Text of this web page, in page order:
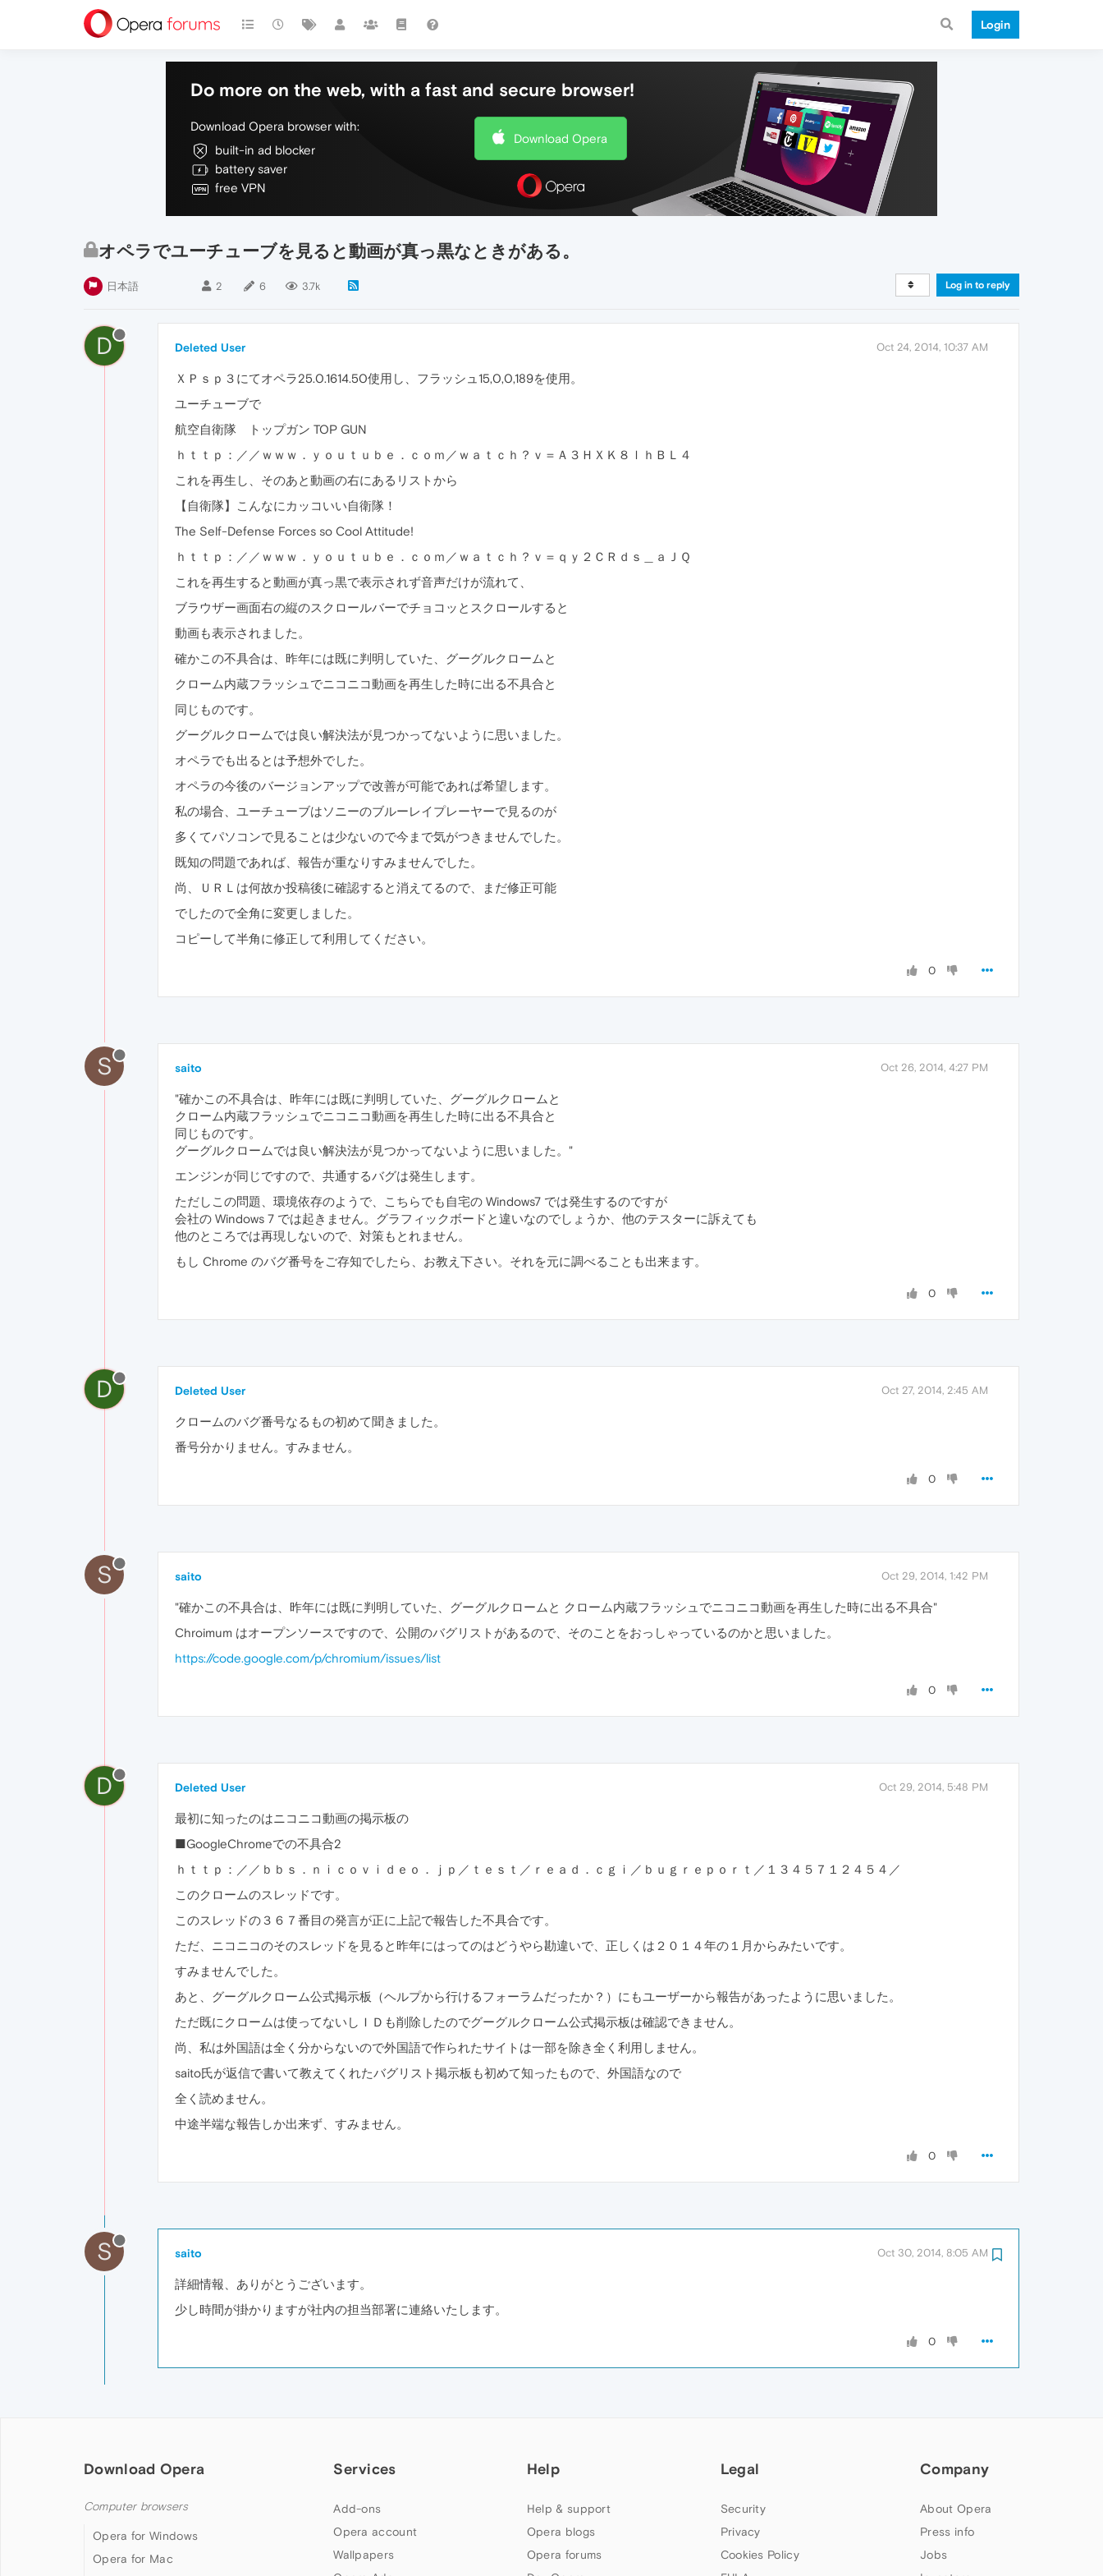
Login
Do more on the web, with a fast and secure browser!
Download Opera browser with:
built-in ad blocker
battery saver
free VPN
Download Opera
オペラでユーチューブを見ると動画が真っ黒なときがある。
日本語 2 6 3.7k Log in to reply
D Deleted User Oct 24, 2014, 10:37 AM
ＸＰｓｐ３にてオペラ25.0.1614.50使用し、フラッシュ15,0,0,189を使用。
ユーチューブで
航空自衛隊 トップガン TOP GUN
ｈｔｔｐ：／／ｗｗｗ．ｙｏｕｔｕｂｅ．ｃｏｍ／ｗａｔｃｈ？ｖ＝Ａ３ＨＸＫ８ｌｈＢＬ４
これを再生し、そのあと動画の右にあるリストから
【自衛隊】こんなにカッコいい自衛隊！
The Self-Defense Forces so Cool Attitude!
ｈｔｔｐ：／／ｗｗｗ．ｙｏｕｔｕｂｅ．ｃｏｍ／ｗａｔｃｈ？ｖ＝ｑｙ２ＣＲｄｓ＿ａＪＱ
これを再生すると動画が真っ黒で表示されず音声だけが流れて、
ブラウザー画面右の縦のスクロールバーでチョコッとスクロールすると
動画も表示されました。
確かこの不具合は、昨年には既に判明していた、グーグルクロームと
クローム内蔵フラッシュでニコニコ動画を再生した時に出る不具合と
同じものです。
グーグルクロームでは良い解決法が見つかってないように思いました。
オペラでも出るとは予想外でした。
オペラの今後のバージョンアップで改善が可能であれば希望します。
私の場合、ユーチューブはソニーのブルーレイプレーヤーで見るのが
多くてパソコンで見ることは少ないので今まで気がつきませんでした。
既知の問題であれば、報告が重なりすみませんでした。
尚、ＵＲＬは何故か投稿後に確認すると消えてるので、まだ修正可能
でしたので全角に変更しました。
コピーして半角に修正して利用してください。
0
S saito Oct 26, 2014, 4:27 PM
"確かこの不具合は、昨年には既に判明していた、グーグルクロームと
クローム内蔵フラッシュでニコニコ動画を再生した時に出る不具合と
同じものです。
グーグルクロームでは良い解決法が見つかってないように思いました。"
エンジンが同じですので、共通するバグは発生します。
ただしこの問題、環境依存のようで、こちらでも自宅の Windows7 では発生するのですが
会社の Windows 7 では起きません。グラフィックボードと違いなのでしょうか、他のテスターに訴えても
他のところでは再現しないので、対策もとれません。
もし Chrome のバグ番号をご存知でしたら、お教え下さい。それを元に調べることも出来ます。
0
D Deleted User Oct 27, 2014, 2:45 AM
クロームのバグ番号なるもの初めて聞きました。
番号分かりません。すみません。
0
S saito Oct 29, 2014, 1:42 PM
"確かこの不具合は、昨年には既に判明していた、グーグルクロームと クローム内蔵フラッシュでニコニコ動画を再生した時に出る不具合"
Chroimum はオープンソースですので、公開のバグリストがあるので、そのことをおっしゃっているのかと思いました。
https://code.google.com/p/chromium/issues/list
0
D Deleted User Oct 29, 2014, 5:48 PM
最初に知ったのはニコニコ動画の掲示板の
■GoogleChromeでの不具合2
ｈｔｔｐ：／／ｂｂｓ．ｎｉｃｏｖｉｄｅｏ．ｊｐ／ｔｅｓｔ／ｒｅａｄ．ｃｇｉ／ｂｕｇｒｅｐｏｒｔ／１３４５７１２４５４／
このクロームのスレッドです。
このスレッドの３６７番目の発言が正に上記で報告した不具合です。
ただ、ニコニコのそのスレッドを見ると昨年にはってのはどうやら勘違いで、正しくは２０１４年の１月からみたいです。
すみませんでした。
あと、グーグルクローム公式掲示板（ヘルプから行けるフォーラムだったか？）にもユーザーから報告があったように思いました。
ただ既にクロームは使ってないしＩＤも削除したのでグーグルクローム公式掲示板は確認できません。
尚、私は外国語は全く分からないので外国語で作られたサイトは一部を除き全く利用しません。
saito氏が返信で書いて教えてくれたバグリスト掲示板も初めて知ったもので、外国語なので
全く読めません。
中途半端な報告しか出来ず、すみません。
0
S saito Oct 30, 2014, 8:05 AM
詳細情報、ありがとうございます。
少し時間が掛かりますが社内の担当部署に連絡いたします。
0
Download Opera
Computer browsers
Opera for Windows
Opera for Mac
Services
Add-ons
Opera account
Wallpapers
Help
Help & support
Opera blogs
Opera forums
Legal
Security
Privacy
Cookies Policy
Company
About Opera
Press info
Jobs